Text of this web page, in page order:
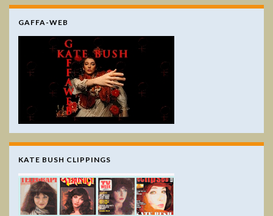
GAFFA-WEB
KATE BUSH CLIPPINGS